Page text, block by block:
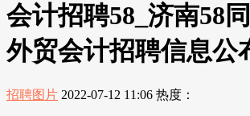
会计招聘58_济南58
外贸会计招聘信息公
招聘图片 2022-07-12 11:06 热度：